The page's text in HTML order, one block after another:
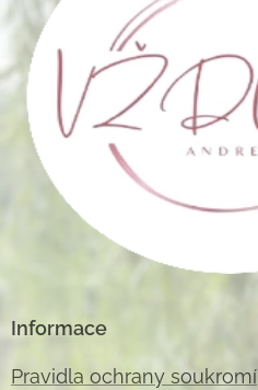
Informace
Pravidla ochrany soukromí